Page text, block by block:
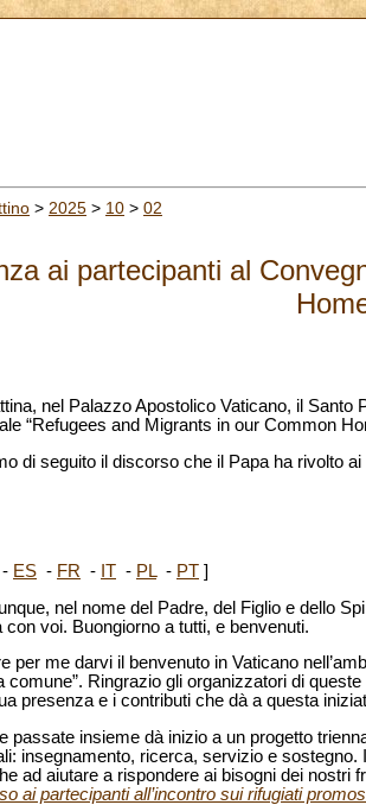
> 2025 > 10 > 02
ai partecipanti al
nel Palazzo Apostolico Vaticano, il
“Refugees and Migrants in our Common
di seguito il discorso che il Papa ha rivolto ai
- ES - FR - IT - PL- PT ]
nel nome del Padre, del Figlio e dello
con voi. Buongiorno a tutti, e benvenuti.
per me darvi il benvenuto in Vaticano
comune”. Ringrazio gli organizzatori di
presenza e i contributi che dà a questa
passate insieme dà inizio a un progetto
insegnamento, ricerca, servizio e sostegno.
ad aiutare a rispondere ai bisogni dei nostri
ai partecipanti all’incontro sui rifugiati